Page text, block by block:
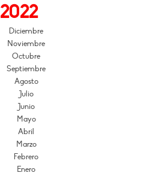
2022
Diciembre
Noviembre
Octubre
Septiembre
Agosto
Julio
Junio
Mayo
Abril
Marzo
Febrero
Enero